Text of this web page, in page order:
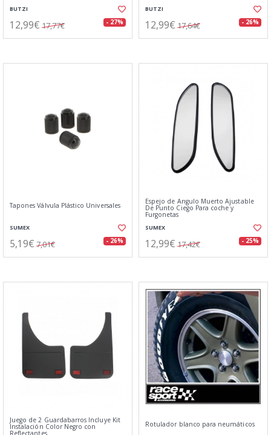
BUTZI
12,99€ 17,77€ - 27%
BUTZI
12,99€ 17,64€ - 26%
Tapones Válvula Plástico Universales
SUMEX
5,19€ 7,01€ - 26%
Espejo de Angulo Muerto Ajustable
De Punto Ciego Para coche y
Furgonetas
SUMEX
12,99€ 17,42€ - 25%
Juego de 2 Guardabarros Incluye Kit
Instalación Color Negro con
Reflectantes
Rotulador blanco para neumáticos